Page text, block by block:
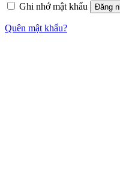
Ghi nhớ mật khẩu Đăng
Quên mật khẩu?